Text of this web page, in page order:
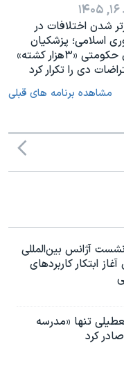
شدن اختلافات در
اسلامی؛ پزشکیان
ادعای حکومتی «۳هزار کشته»
دی را تکرار کرد
مشاهده برنامه های قبلی
آژانس بین‌المللی
ابتکار کاربردهای
تنها «مدرسه
کرد